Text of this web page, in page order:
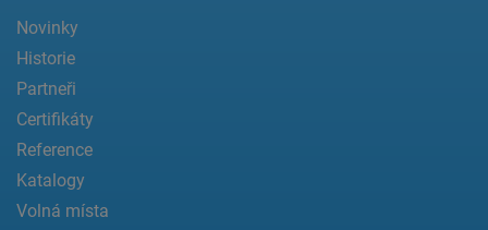
Novinky
Historie
Partneři
Certifikáty
Reference
Katalogy
Volná místa